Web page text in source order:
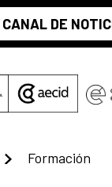
DE
Formación